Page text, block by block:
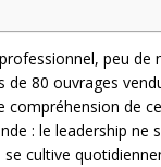
peu
de 80 ouvrages
de
: le leadership ne
cultive